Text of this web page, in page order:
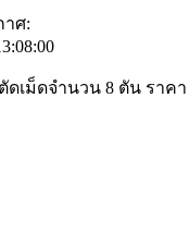
าศ:
ดเม็ดจำนวน 8 ตัน ราค